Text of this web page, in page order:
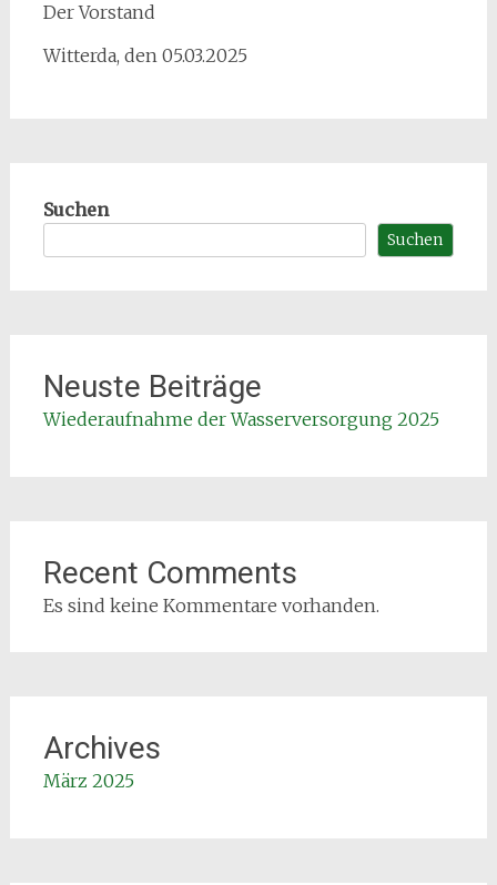
Der Vorstand
Witterda, den 05.03.2025
Suchen
Suchen
Neuste Beiträge
Wiederaufnahme der Wasserversorgung 2025
Recent Comments
Es sind keine Kommentare vorhanden.
Archives
März 2025